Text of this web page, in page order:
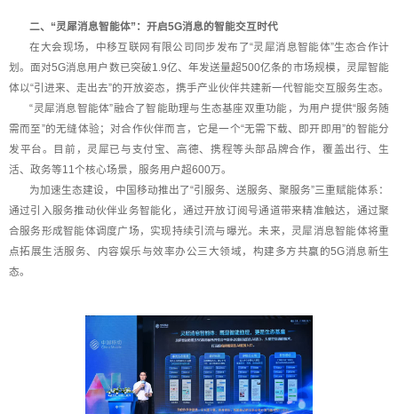
二、“灵犀消息智能体”：开启5G消息的智能交互时代
在大会现场，中移互联网有限公司同步发布了“灵犀消息智能体”生态合作计
划。面对5G消息用户数已突破1.9亿、年发送量超500亿条的市场规模，灵犀智能
体以“引进来、走出去”的开放姿态，携手产业伙伴共建新一代智能交互服务生态。
“灵犀消息智能体”融合了智能助理与生态基座双重功能，为用户提供“服务随
需而至”的无缝体验；对合作伙伴而言，它是一个“无需下载、即开即用”的智能分
发平台。目前，灵犀已与支付宝、高德、携程等头部品牌合作，覆盖出行、生
活、政务等11个核心场景，服务用户超600万。
为加速生态建设，中国移动推出了“引服务、送服务、聚服务”三重赋能体系：
通过引入服务推动伙伴业务智能化，通过开放订阅号通道带来精准触达，通过聚
合服务形成智能体调度广场，实现持续引流与曝光。未来，灵犀消息智能体将重
点拓展生活服务、内容娱乐与效率办公三大领域，构建多方共赢的5G消息新生
态。